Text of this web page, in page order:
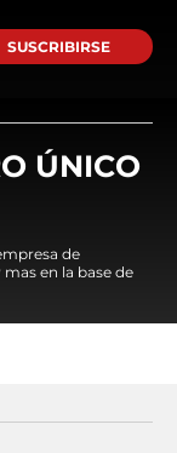
SUSCRIBIRSE
ÚNICO
de
en la base de